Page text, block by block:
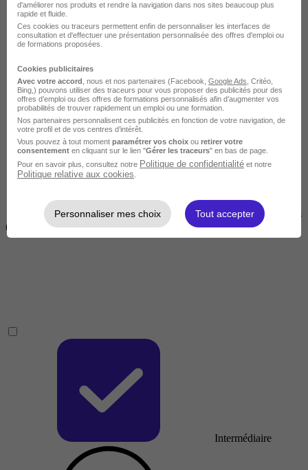
Courte
2 jours à 2 semaines
(14h à 70h)
Intermédiaire
d'améliorer nos produits et rendre la navigation dans nos sites beaucoup plus
rapide et fluide.
Ces cookies ou traceurs permettent enfin de personnaliser les interfaces de
consultation et d'effectuer une présentation personnalisée des offres d'emploi ou
de formations proposées.
Cookies publicitaires
Avec votre accord , nous et nos partenaires (Facebook, Google Ads , Critéo,
Bing,) pouvons utiliser des traceurs pour vous proposer des publicités pour des
offres d’emploi ou des offres de formations personnalisés afin d’augmenter vos
probabilités de trouver rapidement un emploi ou une formation.
Nos partenaires personnalisent ces publicités en fonction de votre navigation, de
votre profil et de vos centres d’intérêt.
Vous pouvez à tout moment paramétrer vos choix ou retirer votre
consentement en cliquant sur le lien "Gérer les traceurs" en bas de page.
Pour en savoir plus, consultez notre Politique de confidentialité et notre
Politique relative aux cookies
Personnaliser mes choix Tout accepter